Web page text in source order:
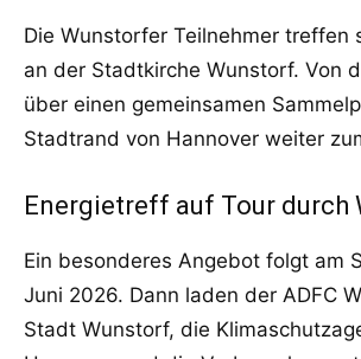
Die Wunstorfer Teilnehmer treffen
an der Stadtkirche Wunstorf. Von
über einen gemeinsamen
Stadtrand von Hannover weiter
Energietreff auf Tour durch
Ein besonderes Angebot folgt am
Juni 2026. Dann laden der ADFC
Stadt Wunstorf, die